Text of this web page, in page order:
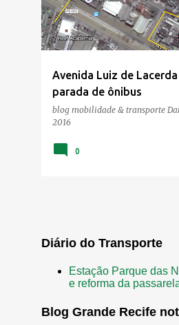
Avenida Luiz de
parada de ônibus
blog mobilidade & transporte
2016
0
Diário do Transporte
Estação Parque das
e reforma da
Blog Grande Recife